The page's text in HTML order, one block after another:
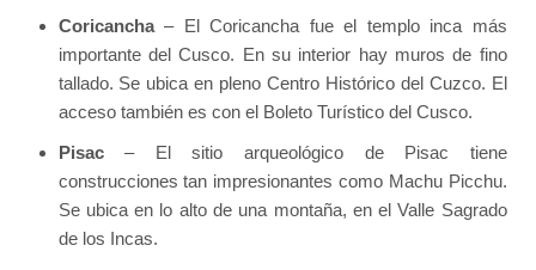
Coricancha– El Coricancha fue el templo inca más
importante del Cusco. En su interior hay muros de fino
tallado. Se ubica en pleno Centro Histórico del Cuzco. El
acceso también es con el Boleto Turístico del Cusco.
Pisac– El sitio arqueológico de Pisac tiene
construcciones tan impresionantes como Machu Picchu.
Se ubica en lo alto de una montaña, en el Valle Sagrado
de los Incas.